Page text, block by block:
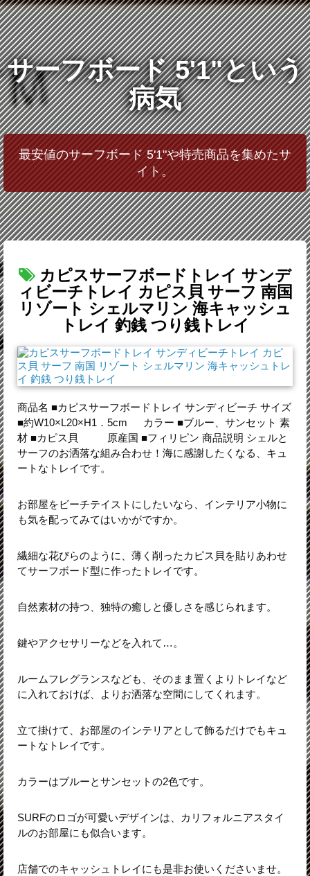
サーフボード 5'1"という
病気
最安値のサーフボード 5'1"や特売商品を集めたサ
イト。
カピスサーフボードトレイ サンデ
ィビーチトレイ カピス貝 サーフ 南国
リゾート シェルマリン 海キャッシュ
トレイ 釣銭 つり銭トレイ
商品名 ■カピスサーフボードトレイ サンディビーチ サイズ
■約W10×L20×H1．5cm カラー ■ブルー、サンセット 素
材 ■カピス貝 原産国 ■フィリピン 商品説明 シェルと
サーフのお洒落な組み合わせ！海に感謝したくなる、キュ
ートなトレイです。
お部屋をビーチテイストにしたいなら、インテリア小物に
も気を配ってみてはいかがですか。
繊細な花びらのように、薄く削ったカピス貝を貼りあわせ
てサーフボード型に作ったトレイです。
自然素材の持つ、独特の癒しと優しさを感じられます。
鍵やアクセサリーなどを入れて…。
ルームフレグランスなども、そのまま置くよりトレイなど
に入れておけば、よりお洒落な空間にしてくれます。
立て掛けて、お部屋のインテリアとして飾るだけでもキュ
ートなトレイです。
カラーはブルーとサンセットの2色です。
SURFのロゴが可愛いデザインは、カリフォルニアスタイ
ルのお部屋にも似合います。
店舗でのキャッシュトレイにも是非お使いくださいませ。